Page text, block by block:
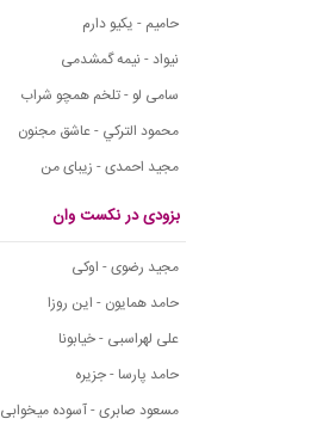
حامیم - یکیو دارم
نیواد - نیمه گمشدمی
سامی لو - تلخم همچو شراب
محمود التركي - عاشق مجنون
مجید احمدی - زیبای من
بزودی در نکست وان
مجید رضوی - اوکی
حامد همایون - این روزا
علی لهراسبی - خیابونا
حامد پارسا - جزیره
مسعود صابری - آسوده میخوابی